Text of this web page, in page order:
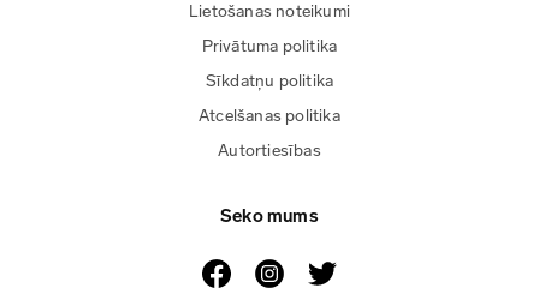
Lietošanas noteikumi
Privātuma politika
Sīkdatņu politika
Atcelšanas politika
Autortiesības
Seko mums